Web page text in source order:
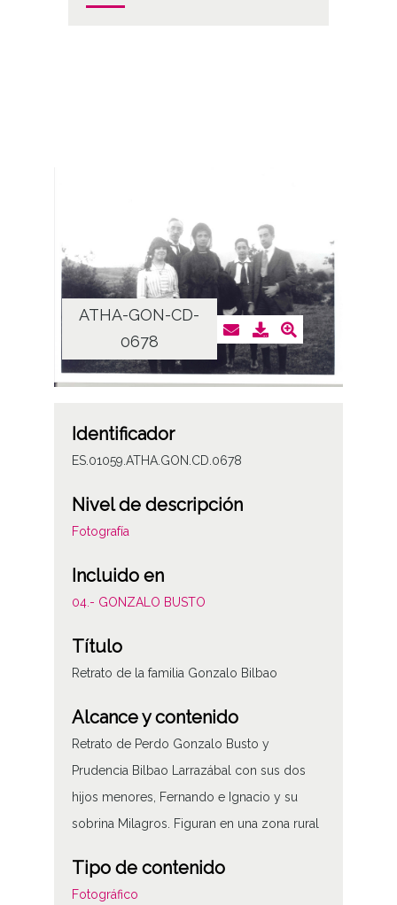
ATHA-GON-CD-
0678
Identificador
ES.01059.ATHA.GON.CD.0678
Nivel de descripción
Fotografía
Incluido en
04.- GONZALO BUSTO
Título
Retrato de la familia Gonzalo Bilbao
Alcance y contenido
Retrato de Perdo Gonzalo Busto y
Prudencia Bilbao Larrazábal con sus dos
hijos menores, Fernando e Ignacio y su
sobrina Milagros. Figuran en una zona rural
Tipo de contenido
Fotográfico